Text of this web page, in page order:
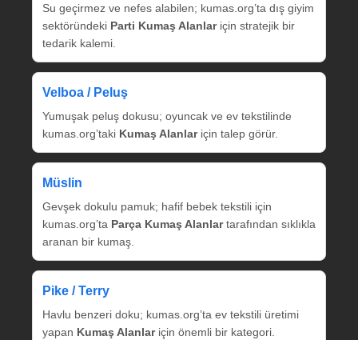
Su geçirmez ve nefes alabilen; kumas.org’ta dış giyim
sektöründeki Parti Kumaş Alanlariçin stratejik bir
tedarik kalemi.
Velboa / Peluş
Yumuşak peluş dokusu; oyuncak ve ev tekstilinde
kumas.org’taki Kumaş Alanlariçin talep görür.
Müslin
Gevşek dokulu pamuk; hafif bebek tekstili için
kumas.org’ta Parça Kumaş Alanlartarafından sıklıkla
aranan bir kumaş.
Pike / Terry
Havlu benzeri doku; kumas.org’ta ev tekstili üretimi
yapan Kumaş Alanlariçin önemli bir kategori.